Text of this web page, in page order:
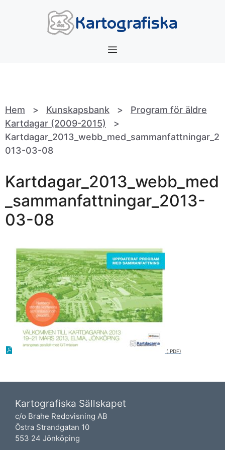
Meny
Hem > Kunskapsbank > Program för äldre
Kartdagar (2009-2015) >
Kartdagar_2013_webb_med_sammanfattningar_2
013-03-08
Kartdagar_2013_webb_med
_sammanfattningar_2013-
03-08
Kartografiska Sällskapet
c/o Brahe Redovisning AB
Östra Strandgatan 10
553 24 Jönköping